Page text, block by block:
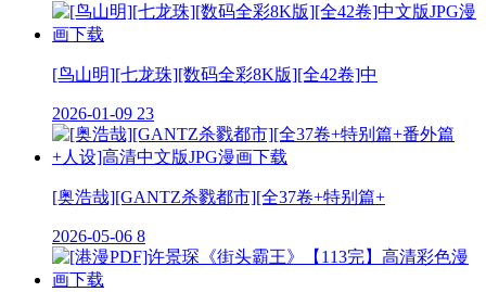
[鸟山明][七龙珠][数码全彩8K版][全42卷]中
2026-01-09 23
[奥浩哉][GANTZ杀戮都市][全37卷+特别篇+
2026-05-06 8